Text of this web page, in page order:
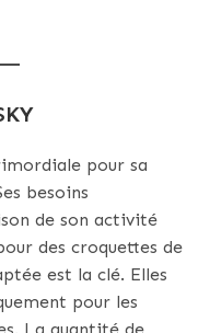
pour sa
besoins
de son activité
des croquettes de
est la clé. Elles
pour les
La quantité de